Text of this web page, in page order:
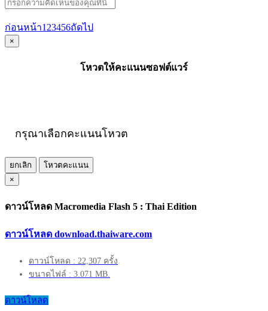
ก่อนหน้า1 23456ถัดไป
×
โหวตให้คะแนนซอฟต์แวร์
กรุณาเลือกคะแนนโหวต
ยกเลิก
โหวตคะแนน
×
ดาวน์โหลด Macromedia Flash 5 : Thai Edition
ดาวน์โหลด download.thaiware.com
ดาวน์โหลด : 22,307 ครั้ง
ขนาดไฟล์ : 3.071 MB.
ดาวน์โหลด